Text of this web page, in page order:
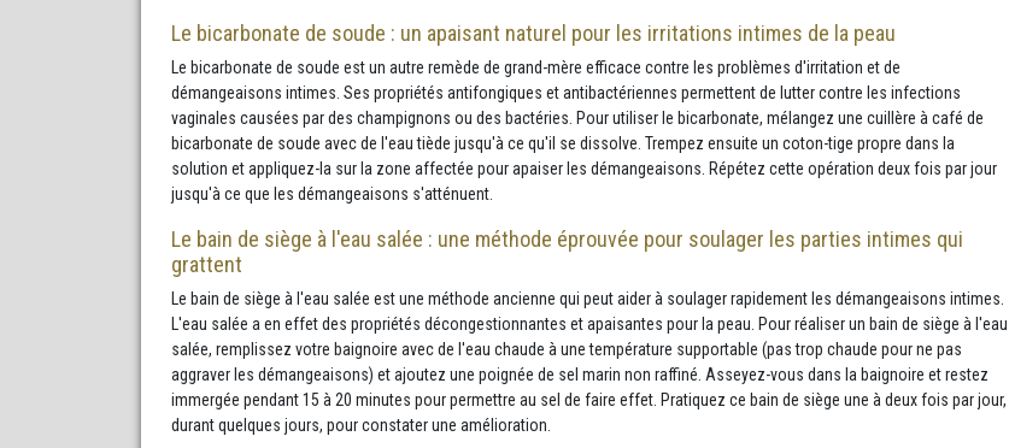
Le bicarbonate de soude : un apaisant naturel pour les irritations intimes de la peau
Le bicarbonate de soude est un autre remède de grand-mère efficace contre les problèmes d'irritation et de
démangeaisons intimes. Ses propriétés antifongiques et antibactériennes permettent de lutter contre les infections
vaginales causées par des champignons ou des bactéries. Pour utiliser le bicarbonate, mélangez une cuillère à café de
bicarbonate de soude avec de l'eau tiède jusqu'à ce qu'il se dissolve. Trempez ensuite un coton-tige propre dans la
solution et appliquez-la sur la zone affectée pour apaiser les démangeaisons. Répétez cette opération deux fois par jour
jusqu'à ce que les démangeaisons s'atténuent.
Le bain de siège à l'eau salée : une méthode éprouvée pour soulager les parties intimes qui
grattent
Le bain de siège à l'eau salée est une méthode ancienne qui peut aider à soulager rapidement les démangeaisons intimes.
L'eau salée a en effet des propriétés décongestionnantes et apaisantes pour la peau. Pour réaliser un bain de siège à l'eau
salée, remplissez votre baignoire avec de l'eau chaude à une température supportable (pas trop chaude pour ne pas
aggraver les démangeaisons) et ajoutez une poignée de sel marin non raffiné. Asseyez-vous dans la baignoire et restez
immergée pendant 15 à 20 minutes pour permettre au sel de faire effet. Pratiquez ce bain de siège une à deux fois par jour,
durant quelques jours, pour constater une amélioration.